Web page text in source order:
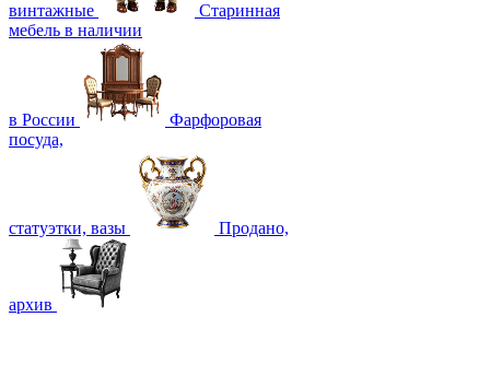
винтажные
Старинная
мебель в наличии
в России
Фарфоровая
посуда,
статуэтки, вазы Продано,
архив